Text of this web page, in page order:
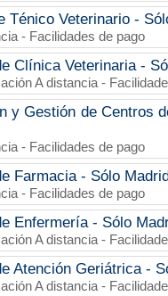
Ténico Veterinario -
- Facilidades de pago
Clínica Veterinaria -
A distancia -
y Gestión de Centros
- Facilidades de pago
Farmacia - Sólo
- Facilidades de pago
Enfermería - Sólo
A distancia -
Atención Geriátrica -
A distancia -